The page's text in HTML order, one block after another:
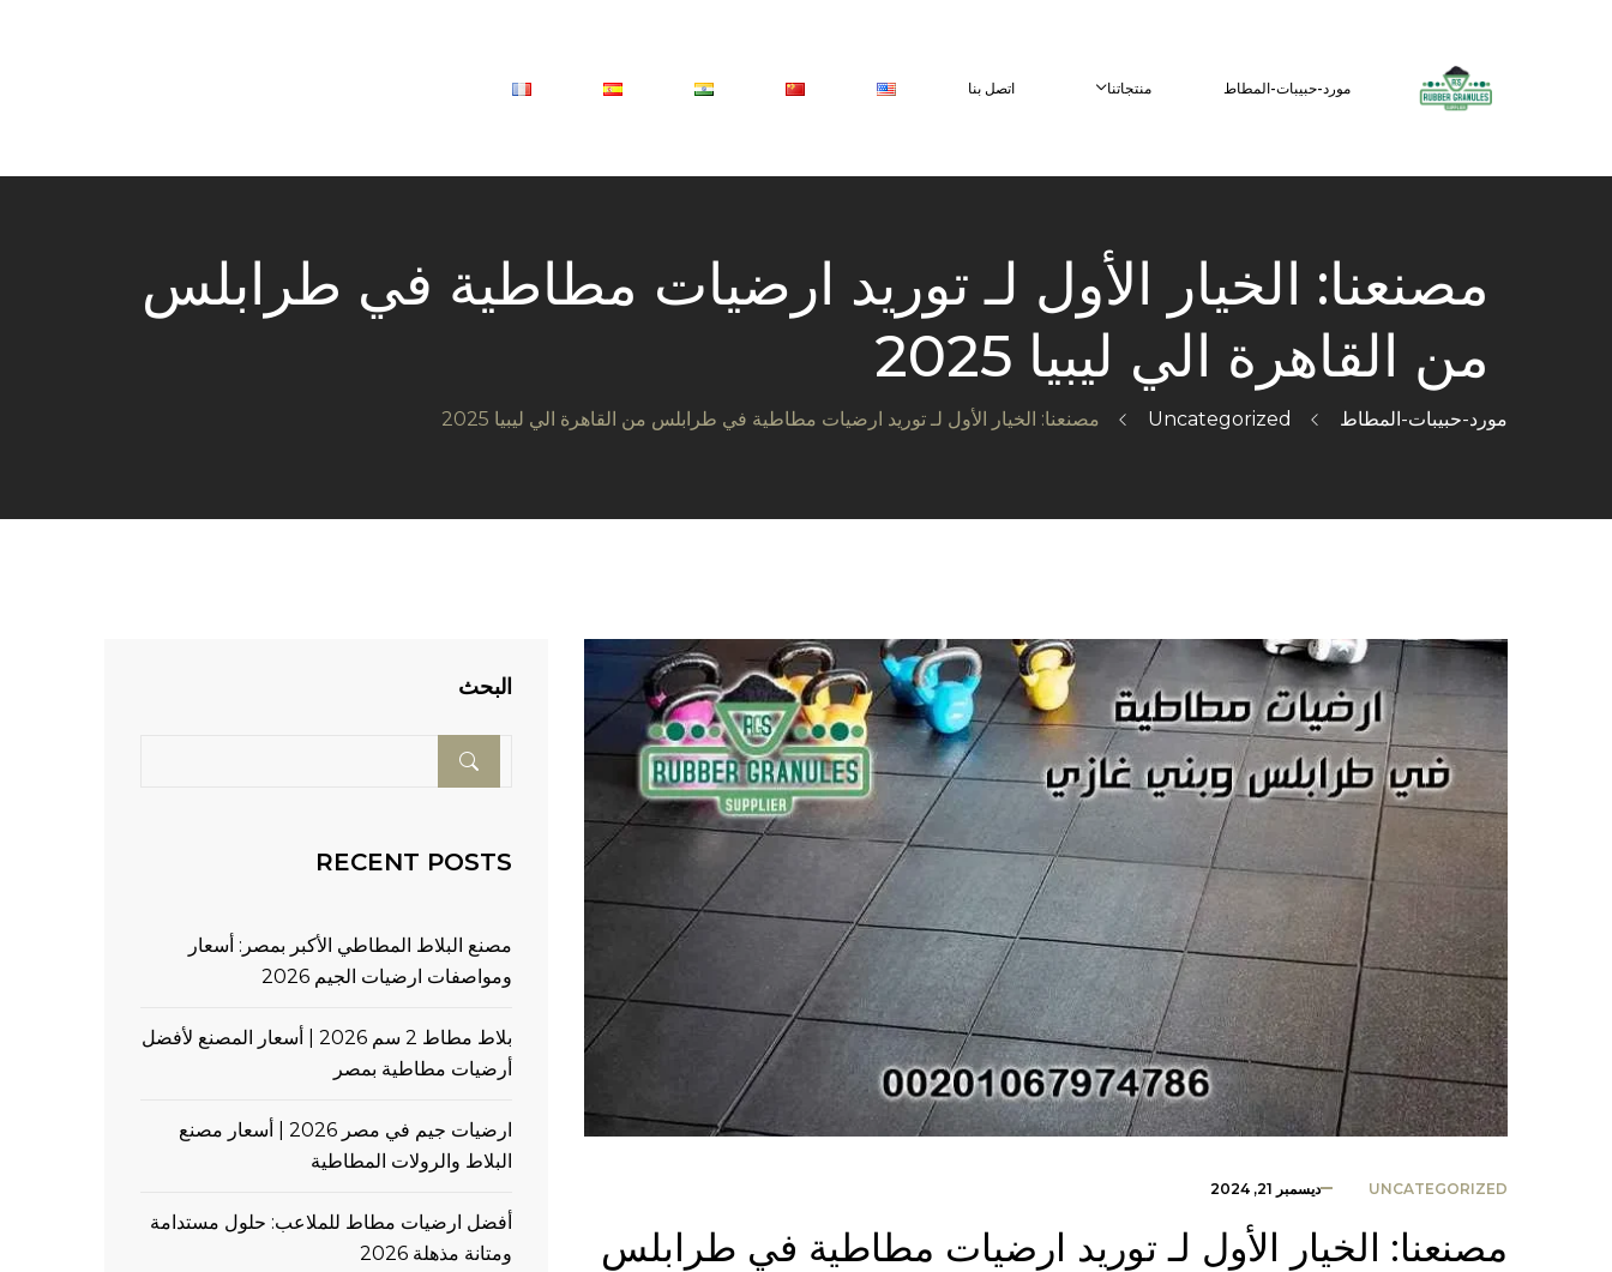
مورد-حبيبات-المطاط منتجاتنا اتصل بنا
مصنعنا: الخيار الأول لـ توريد ارضيات مطاطية في طرابلس
من القاهرة الي ليبيا 2025
مورد-حبيبات-المطاط Uncategorized مصنعنا: الخيار الأول لـ توريد ارضيات مطاطية في طرابلس من القاهرة الي ليبيا 2025
UNCATEGORIZED ديسمبر 21, 2024
مصنعنا: الخيار الأول لـ توريد ارضيات مطاطية في طرابلس
البحث
RECENT POSTS
مصنع البلاط المطاطي الأكبر بمصر: أسعار
ومواصفات ارضيات الجيم 2026
بلاط مطاط 2 سم 2026 | أسعار المصنع لأفضل
أرضيات مطاطية بمصر
ارضيات جيم في مصر 2026 | أسعار مصنع
البلاط والرولات المطاطية
أفضل ارضيات مطاط للملاعب: حلول مستدامة
ومتانة مذهلة 2026